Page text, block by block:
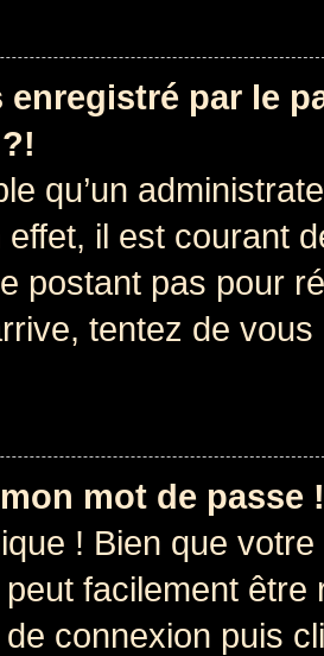
enregistré par le
qu’un
effet, il est courant
postant pas pour
tentez de
mot de passe !
! Bien que
facilement
connexion puis